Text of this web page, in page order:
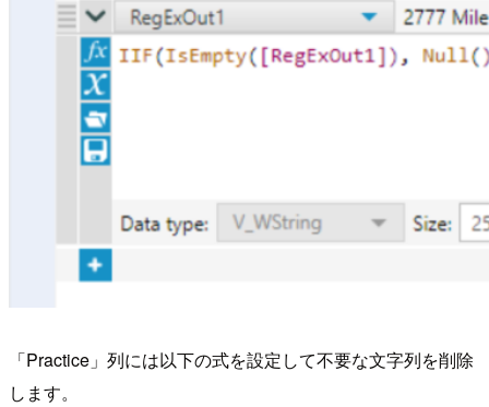
「Practice」列には以下の式を設定して不要な文字列を削除
します。